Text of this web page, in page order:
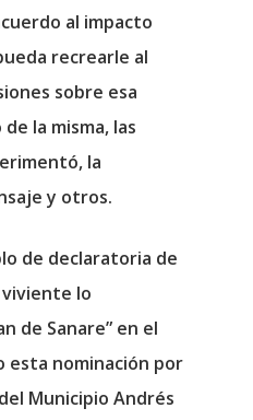
al impacto
recrearle al
sobre esa
la misma, las
la
y otros.
de declaratoria de
lo
de Sanare” en el
esta nominación por
Municipio Andrés